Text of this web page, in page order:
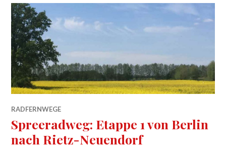
RADFERNWEGE
Spreeradweg: Etappe 1 von Berlin
nach Rietz-Neuendorf